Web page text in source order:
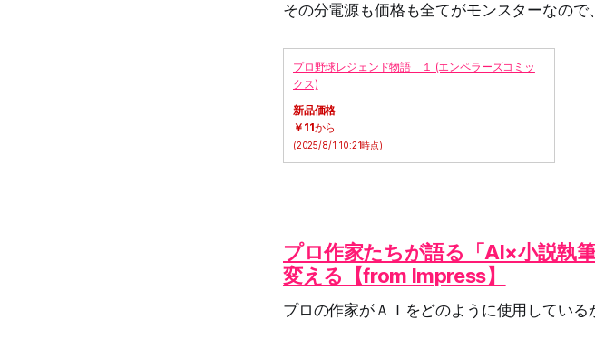
その分電源も価格も全てがモンスターなので
プロ野球レジェンド物語 １ (エンペラーズコミッ
クス)
新品価格
￥11から
(2025/8/1 10:21時点)
プロ作家たちが語る「AI×小説執
変える【from Impress】
プロの作家がＡＩをどのように使用している